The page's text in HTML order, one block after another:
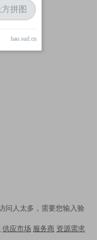
问人太多，需要您输入验
供应市场 服务商 资源需求
拼图
hao.sud.cn